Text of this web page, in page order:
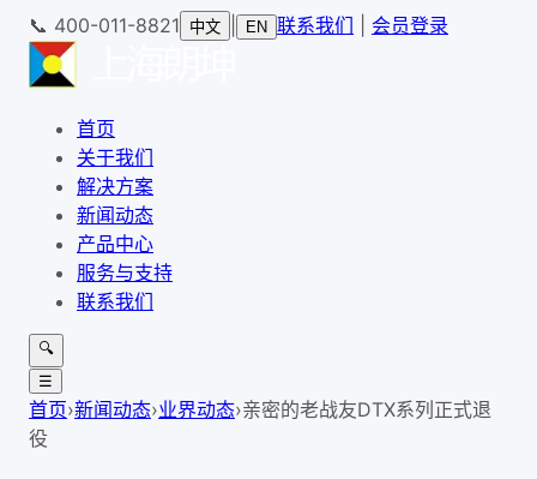
📞 400-011-8821 中文 EN 联系我们 会员登录
首页
关于我们
解决方案
新闻动态
产品中心
服务与支持
联系我们
🔍
☰
首页›新闻动态›业界动态›亲密的老战友DTX系列正式退
役